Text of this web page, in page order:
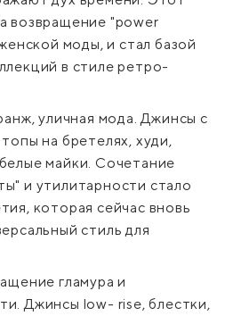
возвращение "power
моды, и стал базой
в стиле ретро-
уличная мода. Джинсы с
на бретелях, худи,
майки. Сочетание
и утилитарности стало
которая сейчас вновь
стиль для
гламура и
Джинсы low- rise, блестки,